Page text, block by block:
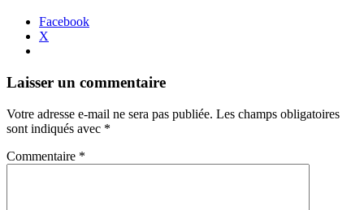
Facebook
X
Navigation
articles
←
→
Laisser un commentaire
Votre adresse e-mail ne sera pas publiée. Les champs obligatoires
sont indiqués avec *
Commentaire *